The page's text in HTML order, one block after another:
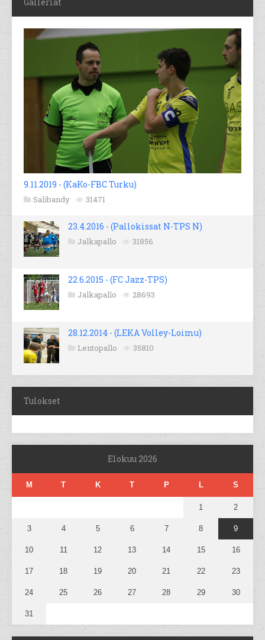
9.11.2019 - (KaKo-FBC Turku)
Salibandy 31471
23.4.2016 - (Pallokissat N-TPS N)
Jalkapallo 31856
22.6.2015 - (FC Jazz-TPS)
Jalkapallo 28693
28.12.2014 - (LEKA Volley-Loimu)
Lentopallo 35810
Tulokset
Elokuu 2026
M T K T P L S
1 2
3 4 5 6 7 8 9
10 11 12 13 14 15 16
17 18 19 20 21 22 23
24 25 26 27 28 29 30
31